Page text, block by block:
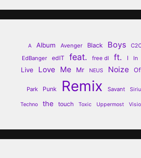
A Album Avenger Black Boys
EdBanger
edIT feat. free dl ft. I In
Live Love Me Mr NEUS Noize Of
Park Punk Remix Savant
Techno the touch Toxic Uppermost